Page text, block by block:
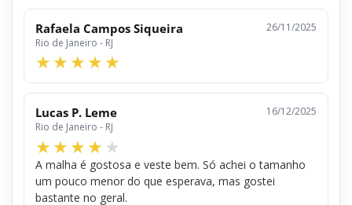
Rafaela Campos Siqueira
Rio de Janeiro - RJ
26/11/2025
Lucas P. Leme
Rio de Janeiro - RJ
16/12/2025
A malha é gostosa e veste bem. Só achei o tamanho
um pouco menor do que esperava, mas gostei
bastante no geral.